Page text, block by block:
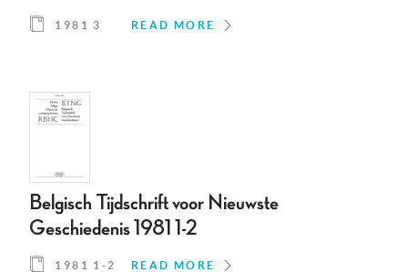
1981 3 READ MORE
Belgisch Tijdschrift voor Nieuwste
Geschiedenis 1981 1-2
1981 1-2 READ MORE